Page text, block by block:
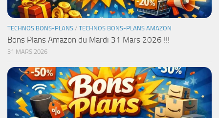
TECHNOS BONS-PLANS / TECHNOS BONS-PLANS AMAZON
Bons Plans Amazon du Mardi 31 Mars 2026 !!!
31 MARS 2026